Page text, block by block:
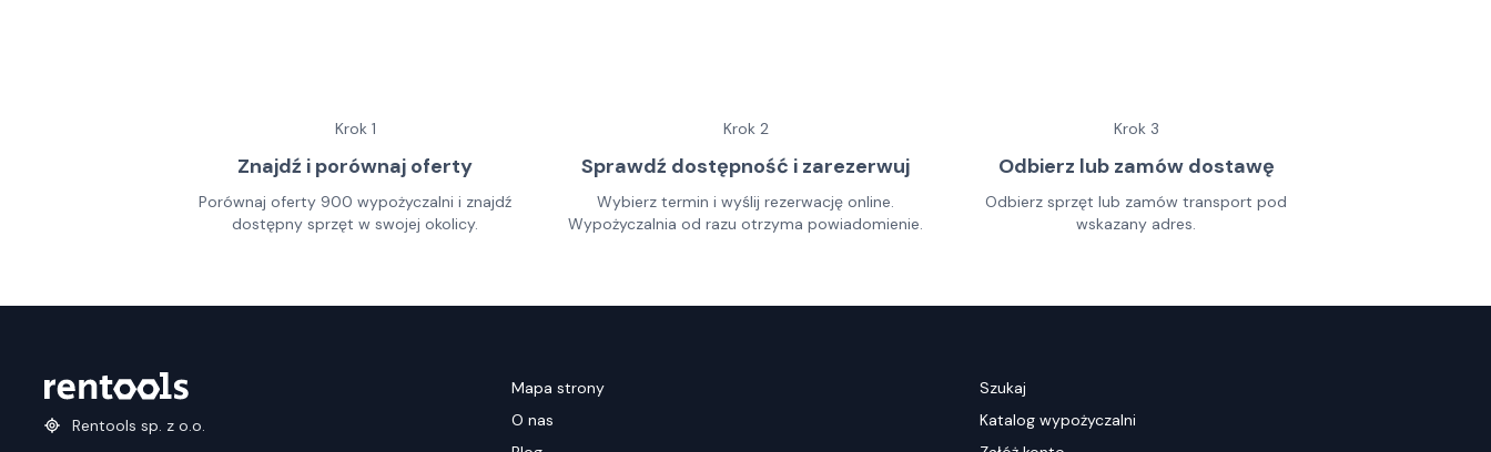
Krok 1
Znajdź i porównaj oferty
Porównaj oferty 900 wypożyczalni i znajdź
dostępny sprzęt w swojej okolicy.
Krok 2
Sprawdź dostępność i zarezerwuj
Wybierz termin i wyślij rezerwację online.
Wypożyczalnia od razu otrzyma powiadomienie.
Krok 3
Odbierz lub zamów dostawę
Odbierz sprzęt lub zamów transport pod
wskazany adres.
Rentools sp. z o.o.
Mapa strony
O nas
Szukaj
Katalog wypożyczalni